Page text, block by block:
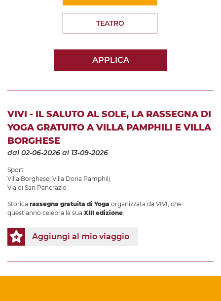
TEATRO
APPLICA
VIVI - IL SALUTO AL SOLE, LA RASSEGNA DI
YOGA GRATUITO A VILLA PAMPHILI E VILLA
BORGHESE
dal 02-06-2026 al 13-09-2026
Sport
Villa Borghese, Villa Doria Pamphilj
Via di San Pancrazio
Storica rassegna gratuita di Yoga organizzata da VIVI, che
quest’anno celebra la sua XIII edizione.
Aggiungi al mio viaggio